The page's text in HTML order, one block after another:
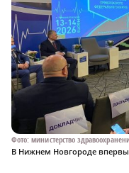
Фото: министерство
В Нижнем Новгороде